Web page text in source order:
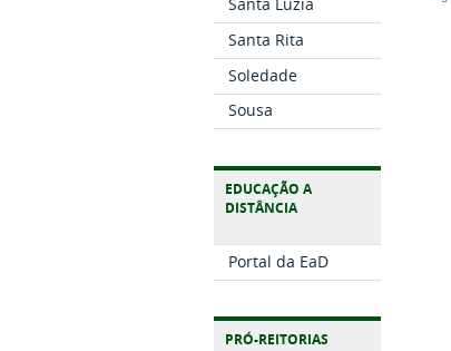
Santa Rita
Soledade
Sousa
EDUCAÇÃO A
DISTÂNCIA
Portal da EaD
PRÓ-REITORIAS